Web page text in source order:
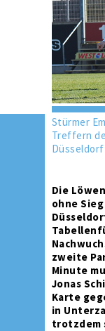
Stürmer
Treffern
Die
ohne
zweite
Minute
Jonas
Karte
in
trotzdem